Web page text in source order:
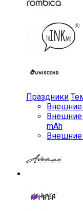
Праздники
Внешние
Внешние
mAh
Внешние